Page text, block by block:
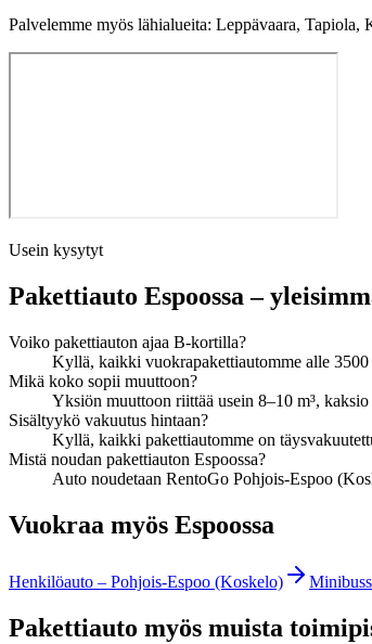
Palvelemme myös lähialueita: Leppävaara,
Usein kysytyt
Pakettiauto Espoossa –
Voiko pakettiauton ajaa B-kortilla?
Kyllä, kaikki vuokrapakettiautomme alle
Mikä koko sopii muuttoon?
Yksiön muuttoon riittää usein 8–10 m³,
Sisältyykö vakuutus hintaan?
Kyllä, kaikki pakettiautomme on
Mistä noudan pakettiauton Espoossa?
Auto noudetaan RentoGo Pohjois-Espoo
Vuokraa myös Espoossa
Henkilöauto – Pohjois-Espoo (Koskelo)
Pakettiauto myös muista